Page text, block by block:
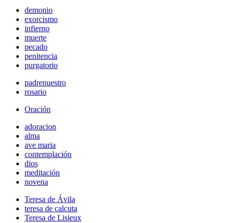
demonio
exorcismo
infierno
muerte
pecado
penitencia
purgatorio
padrenuestro
rosario
Oración
adoracion
alma
ave maria
contemplación
dios
meditación
novena
Teresa de Ávila
teresa de calcuta
Teresa de Lisieux